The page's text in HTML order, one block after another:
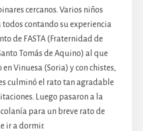
cercanos. Varios niños
contando su experiencia
de FASTA (Fraternidad de
Tomás de Aquino) al que
Vinuesa (Soria) y con chistes,
culminó el rato tan agradable
Luego pasaron a la
para un breve rato de
ir a dormir.